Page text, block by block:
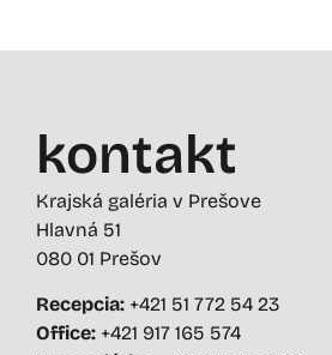
kontakt
Krajská galéria v Prešove
Hlavná 51
080 01 Prešov
Recepcia: +421 51 772 54 23
Office: +421 917 165 574